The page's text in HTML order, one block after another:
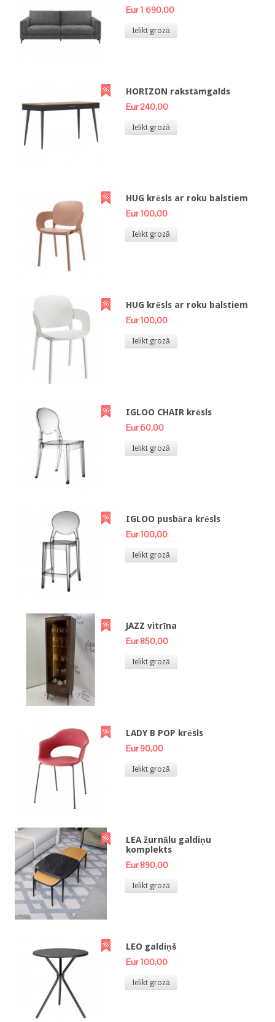
Eur 1 690,00
Ielikt grozā
HORIZON rakstāmgalds
Eur 240,00
Ielikt grozā
HUG krēsls ar roku balstiem
Eur 100,00
Ielikt grozā
HUG krēsls ar roku balstiem
Eur 100,00
Ielikt grozā
IGLOO CHAIR krēsls
Eur 60,00
Ielikt grozā
IGLOO pusbāra krēsls
Eur 100,00
Ielikt grozā
JAZZ vitrīna
Eur 850,00
Ielikt grozā
LADY B POP krēsls
Eur 90,00
Ielikt grozā
LEA žurnālu galdiņu
komplekts
Eur 890,00
Ielikt grozā
LEO galdiņš
Eur 100,00
Ielikt grozā